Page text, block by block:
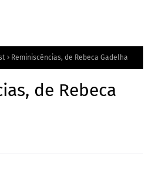
Reminiscências, de Rebeca Gadelha
de Rebeca